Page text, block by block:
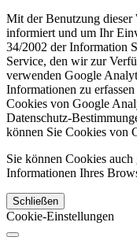
Mit der Benutzung dieser
informiert und um Ihr
34/2002 der Information
Service, den wir zur
verwenden Google
Informationen zu
Cookies von Google
Datenschutz-
können Sie Cookies von
Sie können Cookies
Informationen Ihres
Schließen
Cookie-Einstellungen